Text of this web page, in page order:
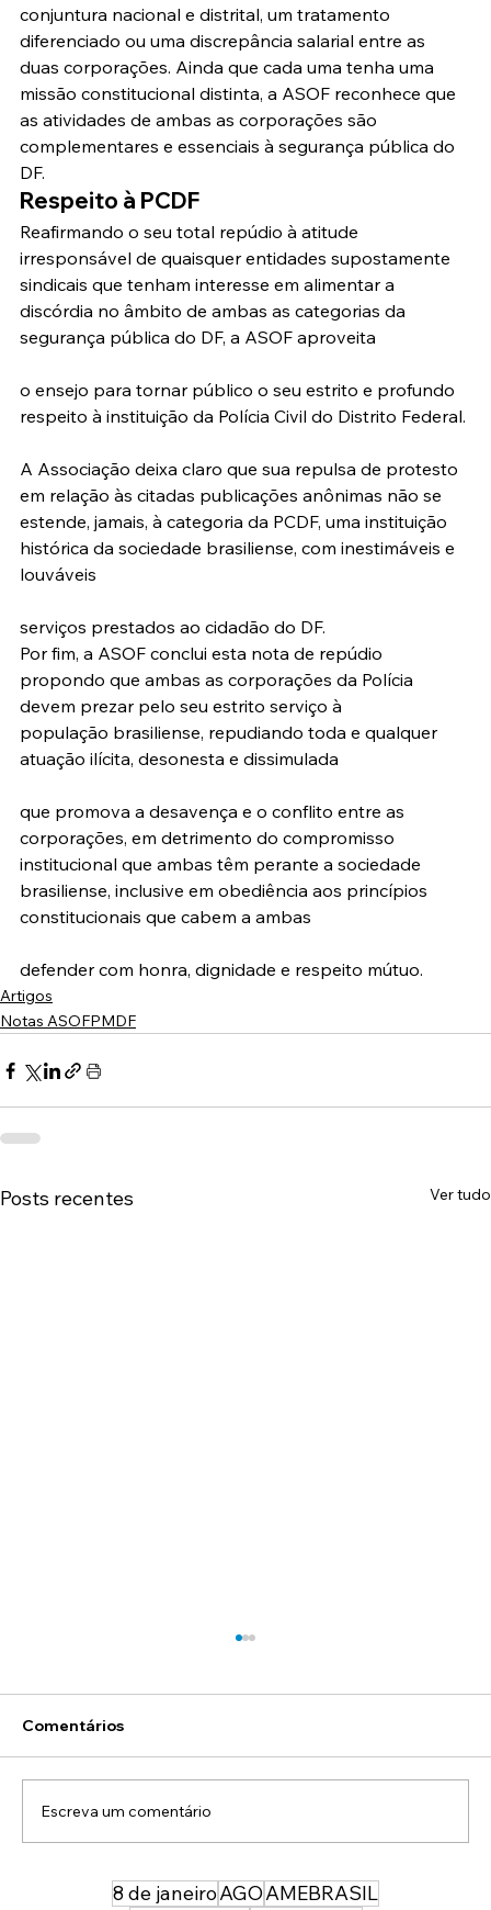
8 de janeiroAGOAMEBRASIL
conjuntura nacional e distrital, um tratamento
diferenciado ou uma discrepância salarial entre as
duas corporações. Ainda que cada uma tenha uma
missão constitucional distinta, a ASOF reconhece que
as atividades de ambas as corporações são
complementares e essenciais à segurança pública do
DF.
Respeito à PCDF
Reafirmando o seu total repúdio à atitude
irresponsável de quaisquer entidades supostamente
sindicais que tenham interesse em alimentar a
discórdia no âmbito de ambas as categorias da
segurança pública do DF, a ASOF aproveita
o ensejo para tornar público o seu estrito e profundo
respeito à instituição da Polícia Civil do Distrito Federal.
A Associação deixa claro que sua repulsa de protesto
em relação às citadas publicações anônimas não se
estende, jamais, à categoria da PCDF, uma instituição
histórica da sociedade brasiliense, com inestimáveis e
louváveis
serviços prestados ao cidadão do DF.
Por fim, a ASOF conclui esta nota de repúdio
propondo que ambas as corporações da Polícia
devem prezar pelo seu estrito serviço à
população brasiliense, repudiando toda e qualquer
atuação ilícita, desonesta e dissimulada
que promova a desavença e o conflito entre as
corporações, em detrimento do compromisso
institucional que ambas têm perante a sociedade
brasiliense, inclusive em obediência aos princípios
constitucionais que cabem a ambas
defender com honra, dignidade e respeito mútuo.
Artigos
Notas ASOFPMDF
Posts recentes Ver tudo
ASOF em defesa da honra dos Oficiais
Comentários
Escreva um comentário